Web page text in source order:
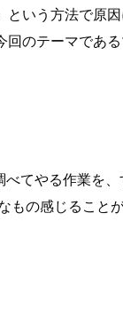
いう方法で原
のテーマであ
てやる作業を
の感じること